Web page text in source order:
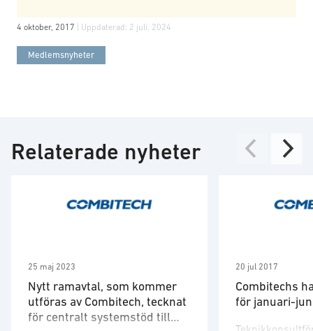
4 oktober, 2017 | Uppdaterad: 2 juli, 2024
Medlemsnyheter
Relaterade nyheter
25 maj 2023
Nytt ramavtal, som kommer
utföras av Combitech, tecknat
för centralt systemstöd till
20 jul 2017
Combitechs
för januari-